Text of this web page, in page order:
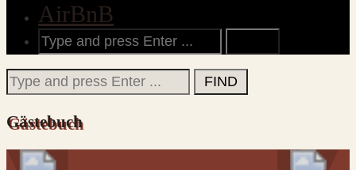
AirBnB
Search
for:
Search
for:
Gästebuch